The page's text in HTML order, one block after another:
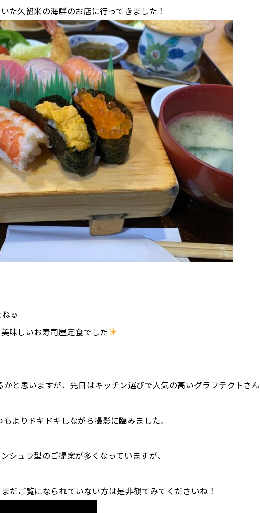
た久留米の海鮮のお店に行ってきました！
ね☺
味しいお寿司屋定食でした
と思いますが、先日はキッチン選びで人気の高いグラフテクトさ
よりドキドキしながら撮影に臨みました。
シュラ型のご提案が多くなっていますが、
だご覧になられていない方は是非観てみてくださいね！